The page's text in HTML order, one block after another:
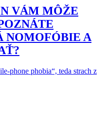
VÁM MÔŽE
NOMOFÓBIE A
phone phobia“, teda strach z